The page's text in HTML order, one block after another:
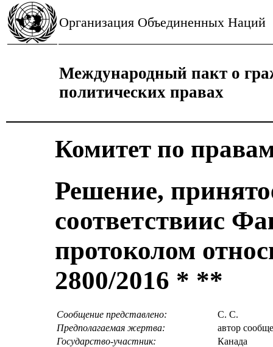
Организация Объединенных Наций
Международный пакт о
политических правах
Комитет по
Решение,
соответствиис
протоколом
2800/2016 * **
Сообщение представлено:
С. С.
Предполагаемая жертва:
автор
Государство-участник:
Канада